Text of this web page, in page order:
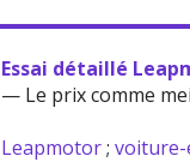
Essai détaillé
— Le prix comme
Leapmotor;voiture-